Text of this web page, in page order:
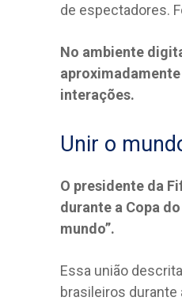
de espectadores.
No ambiente
interações.
Unir o
O presidente da
durante a Copa
mundo”.
Essa união
brasileiros durante